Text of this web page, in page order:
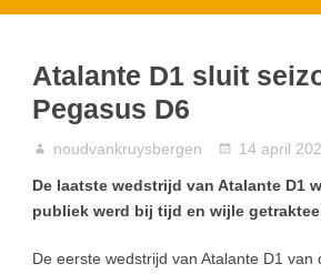
Atalante D1 sluit
Pegasus D6
noudvankruysbergen 14 april
De laatste wedstrijd van Atalante D1
publiek werd bij tijd en wijle
De eerste wedstrijd van Atalante D1